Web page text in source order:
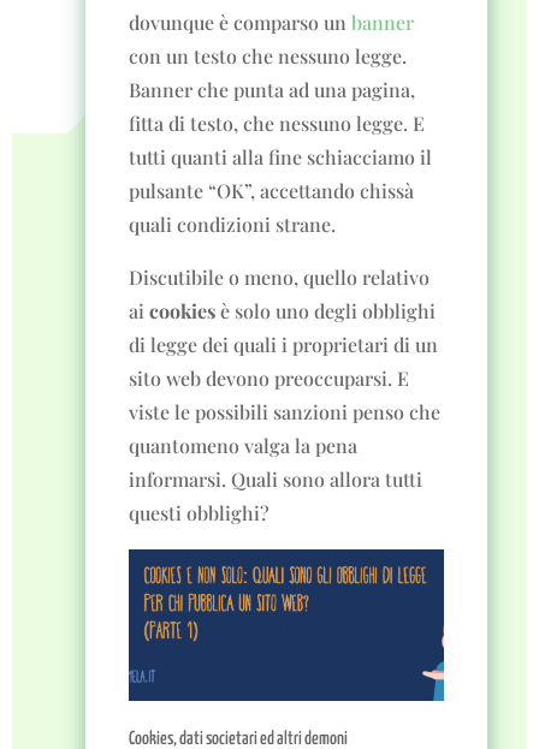
dovunque è comparso unbanner
con un testo che nessuno legge.
Banner che punta ad una pagina,
fitta di testo, che nessuno legge. E
tutti quanti alla fine schiacciamo il
pulsante “OK”, accettando chissà
quali condizioni strane.
Discutibile o meno, quello relativo
aicookiesè solo uno degli obblighi
di legge dei quali i proprietari di un
sito web devono preoccuparsi. E
viste le possibili sanzioni penso che
quantomeno valga la pena
informarsi. Quali sono allora tutti
questi obblighi?
Cookies, dati societari ed altri demoni